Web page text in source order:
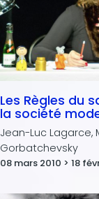
Les Règles du
la société
Jean-Luc Lagarce,
Gorbatchevsky
08 mars 2010 > 18